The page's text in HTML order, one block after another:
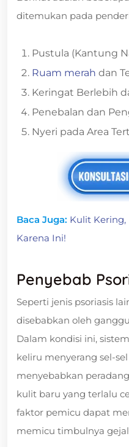
ditemukan pada
Pustula (Kantung
Ruam merah dan
Keringat Berlebih
Penebalan dan
Nyeri pada Area
Baca Juga: Kulit Kering,
Karena Ini!
Penyebab
Seperti jenis psoriasis
disebabkan oleh
Dalam kondisi ini,
keliru menyerang sel-
menyebabkan
kulit baru yang terlalu
faktor pemicu dapat
memicu timbulnya